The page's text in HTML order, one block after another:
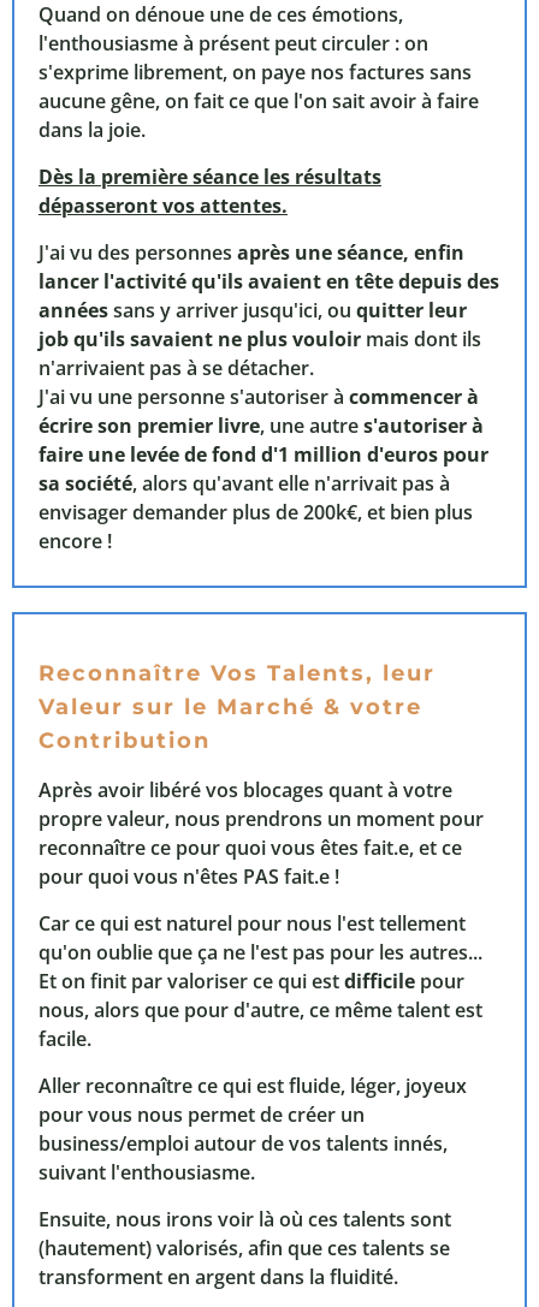
Quand on dénoue une de ces émotions,
l'enthousiasme à présent peut circuler : on
s'exprime librement, on paye nos factures sans
aucune gêne, on fait ce que l'on sait avoir à faire
dans la joie.
Dès la première séance les résultats
dépasseront vos attentes.
J'ai vu des personnes après une séance, enfin
lancer l'activité qu'ils avaient en tête depuis des
annéessans y arriver jusqu'ici, ou quitter leur
job qu'ils savaient ne plus vouloir mais dont ils
n'arrivaient pas à se détacher.
J'ai vu une personne s'autoriser à commencer à
écrire son premier livre, une autres'autoriser à
faire une levée de fond d'1 million d'euros pour
sa société, alors qu'avant elle n'arrivait pas à
envisager demander plus de 200k€, et bien plus
encore !
Reconnaître Vos Talents, leur
Valeur sur le Marché & votre
Contribution
Après avoir libéré vos blocages quant à votre
propre valeur, nous prendrons un moment pour
reconnaître ce pour quoi vous êtes fait.e, et ce
pour quoi vous n'êtes PAS fait.e !
Car ce qui est naturel pour nous l'est tellement
qu'on oublie que ça ne l'est pas pour les autres...
Et on finit par valoriser ce qui estdifficile pour
nous, alors que pour d'autre, ce même talent est
facile.
Aller reconnaître ce qui est fluide, léger, joyeux
pour vous nous permet de créer un
business/emploi autour de vos talents innés,
suivant l'enthousiasme.
Ensuite, nous irons voir là où ces talents sont
(hautement) valorisés, afin que ces talents se
transforment en argent dans la fluidité.